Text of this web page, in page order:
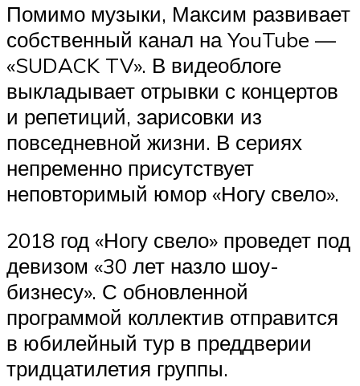
Помимо музыки, Максим развивает
собственный канал на YouTube —
«SUDACK TV». В видеоблоге
выкладывает отрывки с концертов
и репетиций, зарисовки из
повседневной жизни. В сериях
непременно присутствует
неповторимый юмор «Ногу свело».
2018 год «Ногу свело» проведет под
девизом «30 лет назло шоу-
бизнесу». С обновленной
программой коллектив отправится
в юбилейный тур в преддверии
тридцатилетия группы.